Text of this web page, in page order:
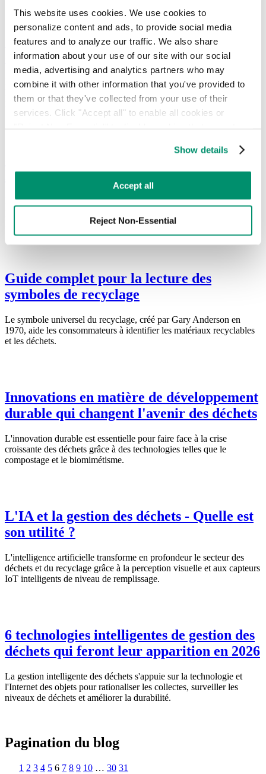
This website uses cookies. We use cookies to
personalize content and ads, to provide social media
features and to analyze our traffic. We also share
information about your use of our site with our social
media, advertising and analytics partners who may
combine it with other information that you've provided to
them or that they've collected from your use of their
services. Click "Accept all" to enable all cookies or
preferences by toggling the different kinds of cookies.
Privacy Policy.
Show details
Accept all
Reject Non-Essential
Que sont les poubelles intelligentes et
comment changent-elles le recyclage ?
Les poubelles intelligentes utilisent des capteurs et la technologie de
l'Internet des objets (IoT) pour optimiser la collecte des déchets,
réduire les coûts et améliorer le recyclage.
LEED aux États-Unis et au Canada
LEED est le système de certification de la construction écologique le
Guide complet pour la lecture des
symboles de recyclage
Le symbole universel du recyclage, créé par Gary Anderson en
1970, aide les consommateurs à identifier les matériaux recyclables
et les déchets.
Innovations en matière de développement
durable qui changent l'avenir des déchets
L'innovation durable est essentielle pour faire face à la crise
croissante des déchets grâce à des technologies telles que le
compostage et le biomimétisme.
L'IA et la gestion des déchets - Quelle est
son utilité ?
L'intelligence artificielle transforme en profondeur le secteur des
déchets et du recyclage grâce à la perception visuelle et aux capteurs
IoT intelligents de niveau de remplissage.
6 technologies intelligentes de gestion des
déchets qui feront leur apparition en 2026
La gestion intelligente des déchets s'appuie sur la technologie et
l'Internet des objets pour rationaliser les collectes, surveiller les
niveaux de déchets et améliorer la durabilité.
Pagination du blog
1 2 3 4 5 6 7 8 9 10 … 30 31